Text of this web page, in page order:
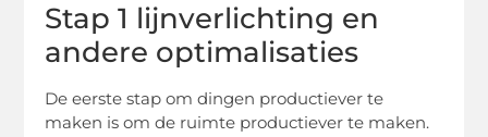
Stap 1 lijnverlichting en
andere optimalisaties
De eerste stap om dingen productiever te
maken is om de ruimte productiever te maken.